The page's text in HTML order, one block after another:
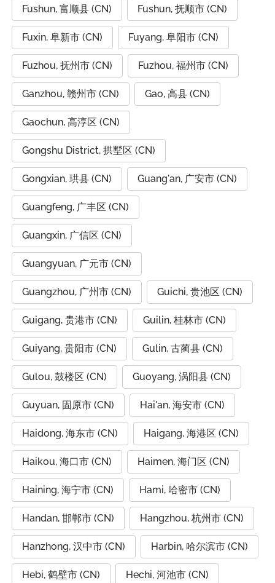
Fushun, 富顺县 (CN) Fushun, 抚顺市 (CN)
Fuxin, 阜新市 (CN) Fuyang, 阜阳市 (CN)
Fuzhou, 抚州市 (CN) Fuzhou, 福州市 (CN)
Ganzhou, 赣州市 (CN) Gao, 高县 (CN)
Gaochun, 高淳区 (CN)
Gongshu District, 拱墅区 (CN)
Gongxian, 珙县 (CN) Guang'an, 广安市 (CN)
Guangfeng, 广丰区 (CN)
Guangxin, 广信区 (CN)
Guangyuan, 广元市 (CN)
Guangzhou, 广州市 (CN) Guichi, 贵池区 (CN)
Guigang, 贵港市 (CN) Guilin, 桂林市 (CN)
Guiyang, 贵阳市 (CN) Gulin, 古蔺县 (CN)
Gulou, 鼓楼区 (CN) Guoyang, 涡阳县 (CN)
Guyuan, 固原市 (CN) Hai'an, 海安市 (CN)
Haidong, 海东市 (CN) Haigang, 海港区 (CN)
Haikou, 海口市 (CN) Haimen, 海门区 (CN)
Haining, 海宁市 (CN) Hami, 哈密市 (CN)
Handan, 邯郸市 (CN) Hangzhou, 杭州市 (CN)
Hanzhong, 汉中市 (CN) Harbin, 哈尔滨市 (CN)
Hebi, 鹤壁市 (CN) Hechi, 河池市 (CN)